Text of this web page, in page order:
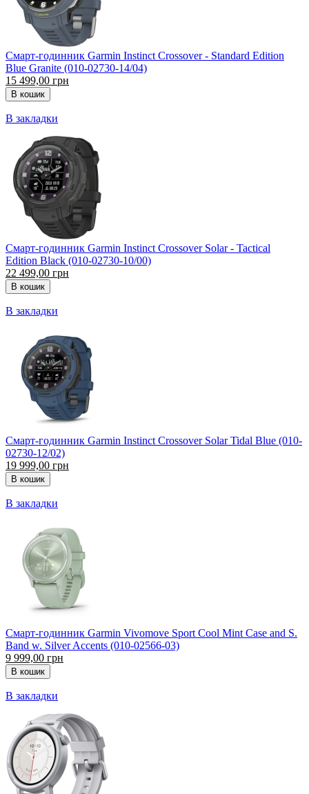
Смарт-годинник Garmin Instinct Crossover - Standard Edition
Blue Granite (010-02730-14/04)
15 499,00 грн
В закладки
Смарт-годинник Garmin Instinct Crossover Solar - Tactical
Edition Black (010-02730-10/00)
22 499,00 грн
В закладки
Смарт-годинник Garmin Instinct Crossover Solar Tidal Blue (010-
02730-12/02)
19 999,00 грн
В закладки
Смарт-годинник Garmin Vivomove Sport Cool Mint Case and S.
Band w. Silver Accents (010-02566-03)
9 999,00 грн
В закладки